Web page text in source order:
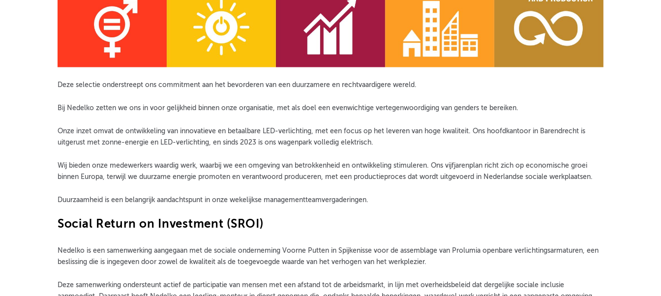
Deze selectie onderstreept ons commitment aan het bevorderen van een duurzamere en rechtvaardigere wereld.
Bij Nedelko zetten we ons in voor gelijkheid binnen onze organisatie, met als doel een evenwichtige vertegenwoordiging van genders te bereiken.
Onze inzet omvat de ontwikkeling van innovatieve en betaalbare LED-verlichting, met een focus op het leveren van hoge kwaliteit. Ons hoofdkantoor in Barendrecht is
uitgerust met zonne-energie en LED-verlichting, en sinds 2023 is ons wagenpark volledig elektrisch.
Wij bieden onze medewerkers waardig werk, waarbij we een omgeving van betrokkenheid en ontwikkeling stimuleren. Ons vijfjarenplan richt zich op economische groei
binnen Europa, terwijl we duurzame energie promoten en verantwoord produceren, met een productieproces dat wordt uitgevoerd in Nederlandse sociale werkplaatsen.
Duurzaamheid is een belangrijk aandachtspunt in onze wekelijkse managementteamvergaderingen.
Social Return on Investment (SROI)
Nedelko is een samenwerking aangegaan met de sociale onderneming Voorne Putten in Spijkenisse voor de assemblage van Prolumia openbare verlichtingsarmaturen, een
beslissing die is ingegeven door zowel de kwaliteit als de toegevoegde waarde van het verhogen van het werkplezier.
Deze samenwerking ondersteunt actief de participatie van mensen met een afstand tot de arbeidsmarkt, in lijn met overheidsbeleid dat dergelijke sociale inclusie